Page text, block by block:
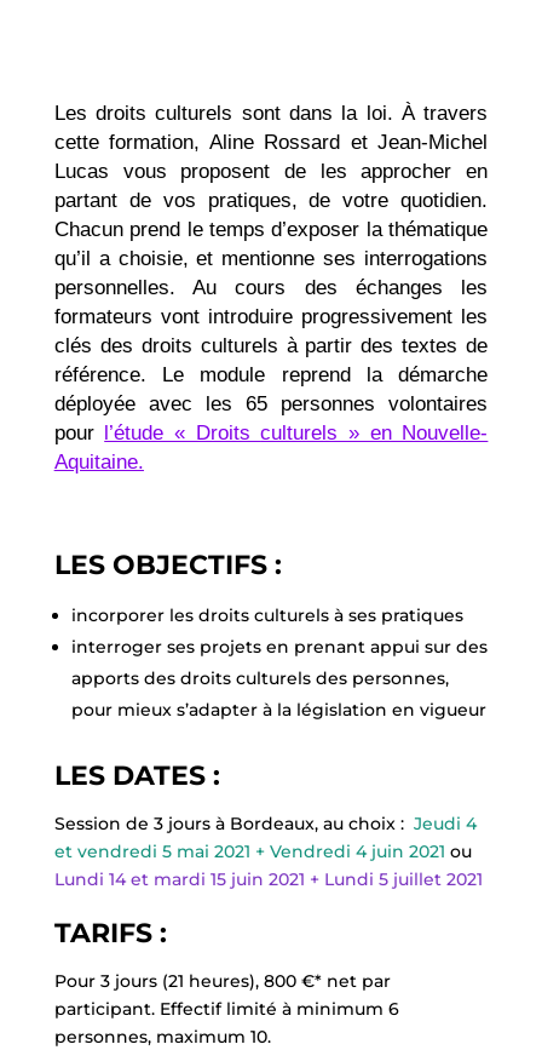
Les droits culturels sont dans la loi. À travers
cette formation, Aline Rossard et Jean-Michel
Lucas vous proposent de les approcher en
partant de vos pratiques, de votre quotidien.
Chacun prend le temps d’exposer la thématique
qu’il a choisie, et mentionne ses interrogations
personnelles. Au cours des échanges les
formateurs vont introduire progressivement les
clés des droits culturels à partir des textes de
référence.
Le module reprend la démarche
déployée avec les 65 personnes volontaires
pour
l’étude « Droitsculturels » en Nouvelle-
Aquitaine.
LES OBJECTIFS :
incorporer les droits culturels à ses pratiques
interroger ses projets en prenant appui sur des
apports des droits culturels des personnes,
pour mieux s’adapter à la législation en vigueur
LES DATES :
Session de 3 jours à Bordeaux, au choix : Jeudi 4
et vendredi 5 mai 2021 + Vendredi 4 juin 2021 ou
Lundi 14 et mardi 15 juin 2021 + Lundi 5 juillet 2021
TARIFS :
Pour 3 jours (21 heures), 800 €* net par
participant. Effectif limité à minimum 6
personnes, maximum 10.